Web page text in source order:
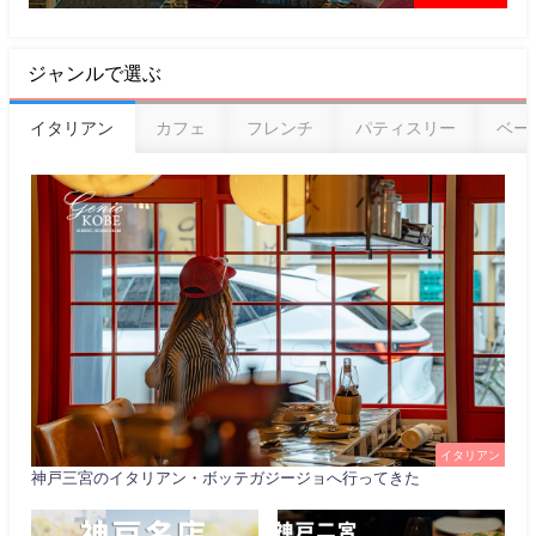
ジャンルで選ぶ
イタリアン カフェ フレンチ パティスリー ベー
イタリアン
神戸三宮のイタリアン・ボッテガジージョへ行ってきた